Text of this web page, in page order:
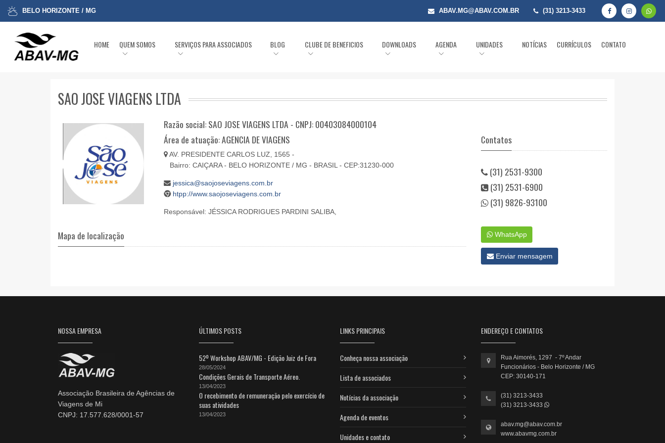
BELO HORIZONTE / MG ABAV.MG@ABAV.COM.BR (31) 3213-3433
HOME QUEM SOMOS SERVIÇOS PARA ASSOCIADOS BLOG CLUBE DE BENEFICIOS DOWNLOADS AGENDA UNIDADES NOTÍCIAS CURRÍCULOS CONTATO
SAO JOSE VIAGENS LTDA
Razão social: SAO JOSE VIAGENS LTDA - CNPJ: 00403084000104
Área de atuação: AGENCIA DE VIAGENS
AV. PRESIDENTE CARLOS LUZ, 1565 -
Bairro: CAIÇARA - BELO HORIZONTE / MG - BRASIL - CEP:31230-000
jessica@saojoseviagens.com.br
htpp://www.saojoseviagens.com.br
Responsável: JÉSSICA RODRIGUES PARDINI SALIBA,
Mapa de localização
Contatos
(31) 2531-9300
(31) 2531-6900
(31) 9826-93100
WhatsApp
Enviar mensagem
NOSSA EMPRESA
Associação Brasileira de Agências de
Viagens de Mi
CNPJ: 17.577.628/0001-57
ÚLTIMOS POSTS
52º Workshop ABAV/MG - Edição Juiz de Fora
28/05/2024
Condições Gerais de Transporte Aéreo.
13/04/2023
O recebimento de remuneração pelo exercício de
suas atividades
13/04/2023
LINKS PRINCIPAIS
Conheça nossa associação
Lista de associados
Notícias da associação
Agenda de eventos
Unidades e contato
ENDEREÇO E CONTATOS
Rua Aimorés, 1297 - 7º Andar
Funcionários - Belo Horizonte / MG
CEP: 30140-171
(31) 3213-3433
(31) 3213-3433
abav.mg@abav.com.br
www.abavmg.com.br